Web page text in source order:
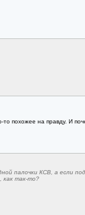
похожее на правду. И
палочки КСВ, а если
как так-то?